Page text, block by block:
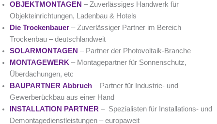
OBJEKTMONTAGEN – Zuverlässiges Handwerk für
Objekteinrichtungen, Ladenbau & Hotels
Die Trockenbauer – Zuverlässiger Partner im Bereich
Trockenbau – deutschlandweit
SOLARMONTAGEN – Partner der Photovoltaik-Branche
MONTAGEWERK – Montagepartner für Sonnenschutz,
Überdachungen, etc
BAUPARTNER Abbruch – Partner für Industrie- und
Gewerberückbau aus einer Hand
INSTALLATION PARTNER – Spezialisten für Installations- und
Demontagedienstleistungen – europaweit